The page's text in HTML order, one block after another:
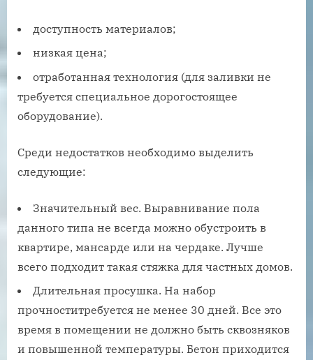
доступность материалов;
низкая цена;
отработанная технология (для заливки не
требуется специальное дорогостоящее
оборудование).
Среди недостатков необходимо выделить
следующие:
Значительный вес. Выравнивание пола
данного типа не всегда можно обустроить в
квартире, мансарде или на чердаке. Лучше
всего подходит такая стяжка для частных домов.
Длительная просушка. На набор
прочноститребуется не менее 30 дней. Все это
время в помещении не должно быть сквозняков
и повышенной температуры. Бетон приходится